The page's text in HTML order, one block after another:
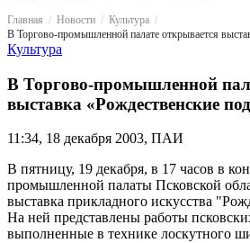
Главная Новости
Культура
Культура
В Торгово-промышленной
выставка «Рождественские
11:34, 18 декабря 2003, ПАИ
В пятницу, 19 декабря, в 17 часов в
промышленной палаты Псковской
выставка прикладного искусства
На ней представлены работы
выполненные в технике лоскутного